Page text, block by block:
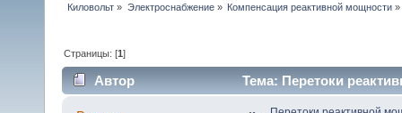
Киловольт » Электроснабжение» Компенсация реактивной мощности»
Страницы: [1]
Автор Тема: Перетоки